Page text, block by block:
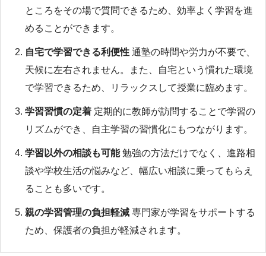
ところをその場で質問できるため、効率よく学習を進
めることができます。
自宅で学習できる利便性 通塾の時間や労力が不要で、
天候に左右されません。また、自宅という慣れた環境
で学習できるため、リラックスして授業に臨めます。
学習習慣の定着 定期的に教師が訪問することで学習の
リズムができ、自主学習の習慣化にもつながります。
学習以外の相談も可能勉強の方法だけでなく、進路相
談や学校生活の悩みなど、幅広い相談に乗ってもらえ
ることも多いです。
親の学習管理の負担軽減 専門家が学習をサポートする
ため、保護者の負担が軽減されます。